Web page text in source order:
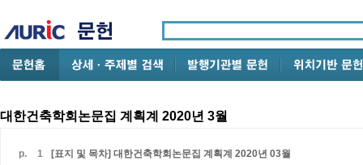
대한건축학회논문집 계획계 2020년 3월
p. 1
[표지 및 목차] 대한건축학회논문집 계획계 2020년 03월